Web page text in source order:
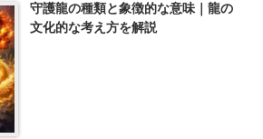
守護龍の種類と象徴的な意味｜龍の
文化的な考え方を解説